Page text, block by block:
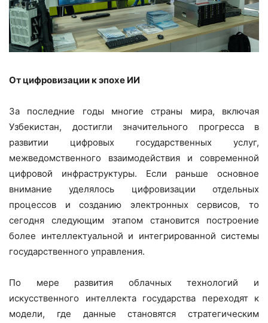
От цифровизации к эпохе ИИ
За последние годы многие страны мира, включая
Узбекистан, достигли значительного прогресса в
развитии цифровых государственных услуг,
межведомственного взаимодействия и современной
цифровой инфраструктуры. Если раньше основное
внимание уделялось цифровизации отдельных
процессов и созданию электронных сервисов, то
сегодня следующим этапом становится построение
более интеллектуальной и интегрированной системы
государственного управления.
По мере развития облачных технологий и
искусственного интеллекта государства переходят к
модели, где данные становятся стратегическим